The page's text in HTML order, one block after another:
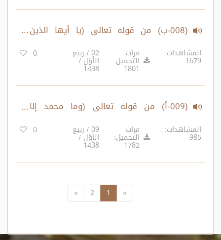
(008-ب) من قوله تعالى (يا أيها الذين
ءامنوا لا تأكلوا الربا..) الآية 130 – إلى قوله
تعالى (ولقد كنتم تمنون الموت..) الآية 143
المشاهدات:
1679
مرات
التحميل:
1801
02 / ربيع
الأوّل /
1438
0
(009-أ) من قوله تعالى (وما محمد إلا
رسول..) الآية 144 – إلى قوله تعالى (ولقد
صدقكم الله وعده..) الآية 152
المشاهدات:
985
مرات
التحميل:
1782
09 / ربيع
الأوّل /
1438
0
«
1
2
»